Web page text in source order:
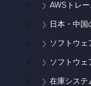
AWSトレ
日本・中
ソフトウェ
ソフトウェ
在庫システ